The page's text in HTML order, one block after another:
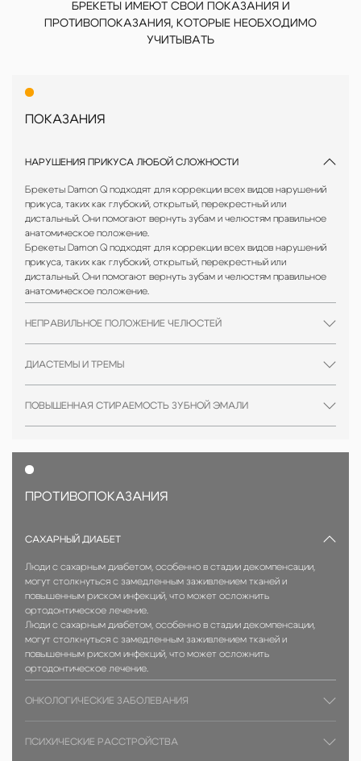
Доверьте свою улыбку профессионалам — запишитесь на
консультацию в нашу клинику прямо сейчас!
БРЕКЕТЫ ИМЕЮТ СВОИ ПОКАЗАНИЯ И
ПРОТИВОПОКАЗАНИЯ, КОТОРЫЕ НЕОБХОДИМО
УЧИТЫВАТЬ
ПОКАЗАНИЯ
НАРУШЕНИЯ ПРИКУСА ЛЮБОЙ СЛОЖНОСТИ
Брекеты Damon Q подходят для коррекции всех видов нарушений
прикуса, таких как глубокий, открытый, перекрестный или
дистальный. Они помогают вернуть зубам и челюстям правильное
анатомическое положение.
Брекеты Damon Q подходят для коррекции всех видов нарушений
прикуса, таких как глубокий, открытый, перекрестный или
дистальный. Они помогают вернуть зубам и челюстям правильное
анатомическое положение.
НЕПРАВИЛЬНОЕ ПОЛОЖЕНИЕ ЧЕЛЮСТЕЙ
ДИАСТЕМЫ И ТРЕМЫ
ПОВЫШЕННАЯ СТИРАЕМОСТЬ ЗУБНОЙ ЭМАЛИ
ПРОТИВОПОКАЗАНИЯ
САХАРНЫЙ ДИАБЕТ
Люди с сахарным диабетом, особенно в стадии декомпенсации,
могут столкнуться с замедленным заживлением тканей и
повышенным риском инфекций, что может осложнить
ортодонтическое лечение.
Люди с сахарным диабетом, особенно в стадии декомпенсации,
могут столкнуться с замедленным заживлением тканей и
повышенным риском инфекций, что может осложнить
ортодонтическое лечение.
ОНКОЛОГИЧЕСКИЕ ЗАБОЛЕВАНИЯ
ПСИХИЧЕСКИЕ РАССТРОЙСТВА